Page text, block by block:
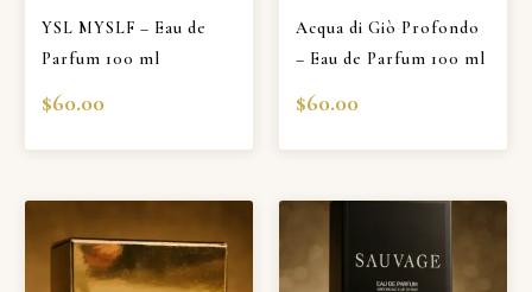
YSL MYSLF – Eau de
Parfum 100 ml
$60.00
Acqua di Giò Profondo
– Eau de Parfum 100 ml
$60.00